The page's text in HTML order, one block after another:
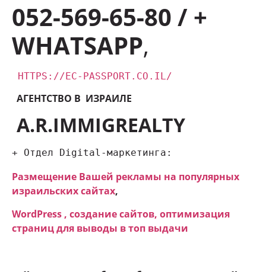
052-569-65-80 / +
WHATSAPP,
HTTPS://EC-PASSPORT.CO.IL/
АГЕНТСТВО В ИЗРАИЛЕ
A.R.IMMIGREALTY
+ Отдел Digital-маркетинга:
Размещение Вашей рекламы на популярных
израильских сайтах,
WordPress , создание сайтов, оптимизация
страниц для выводы в топ выдачи